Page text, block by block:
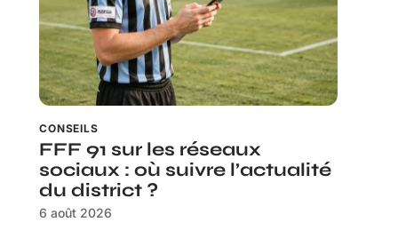
CONSEILS
FFF 91 sur les réseaux
sociaux : où suivre l’actualité
du district ?
6 août 2026